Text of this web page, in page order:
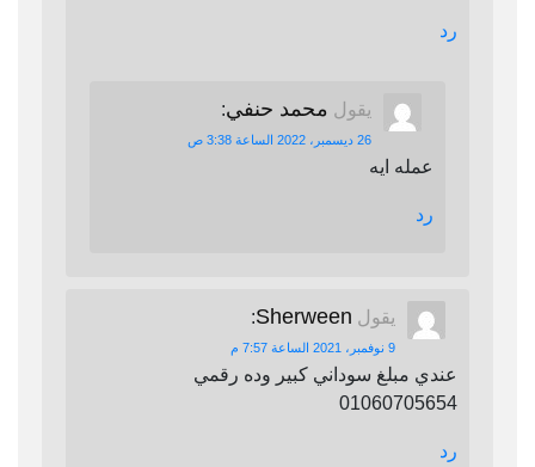
رد
يقول محمد حنفي:
26 ديسمبر، 2022 الساعة 3:38 ص
عمله ايه
رد
يقول Sherween
:
9 نوفمبر، 2021 الساعة 7:57 م
عندي مبلغ سوداني كبير وده رقمي
01060705654
رد